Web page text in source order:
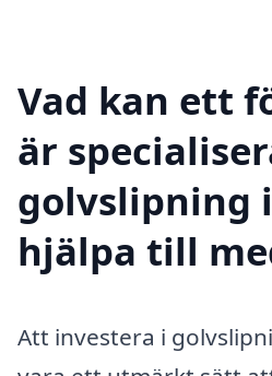
Vad kan ett
är
golvslipning
hjälpa till
Att investera i